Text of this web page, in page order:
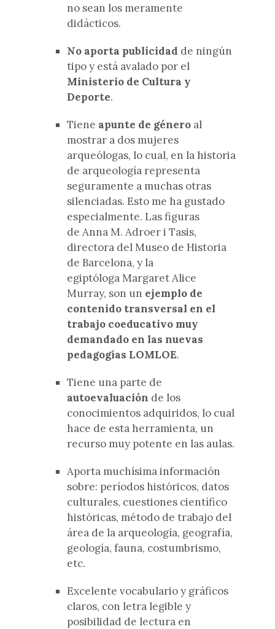
no sean los meramente
didácticos.
No aporta publicidad de ningún
tipo y está avalado por el
Ministerio de Cultura y
Deporte.
Tiene apunte de género al
mostrar a dos mujeres
arqueólogas, lo cual, en la historia
de arqueología representa
seguramente a muchas otras
silenciadas. Esto me ha gustado
especialmente. Las figuras
de Anna M. Adroer i Tasis,
directora del Museo de Historia
de Barcelona, y la
egiptólogaMargaret Alice
Murray, son un ejemplo de
contenido transversal en el
trabajo coeducativo muy
demandado en las nuevas
pedagogías LOMLOE.
Tiene una parte de
autoevaluación de los
conocimientos adquiridos, lo cual
hace de esta herramienta, un
recurso muy potente en las aulas.
Aporta muchísima información
sobre: períodos históricos, datos
culturales, cuestiones científico
históricas, método de trabajo del
área de la arqueología, geografía,
geología, fauna, costumbrismo,
etc.
Excelente vocabulario y gráficos
claros, con letra legible y
posibilidad de lectura en